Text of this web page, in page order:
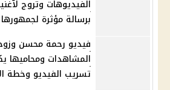
الفيديوهات وتروج
برسالة مؤثرة لجمهورها
فيديو رحمة محسن
المشاهدات
تسريب الفيديو وخطة